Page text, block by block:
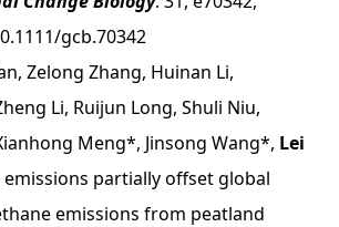
gcb.70342
Zelong Zhang, Huinan Li,
Li, Ruijun Long, Shuli Niu,
Meng*, Jinsong Wang*, Lei
emissions partially offset global
emissions from peatland